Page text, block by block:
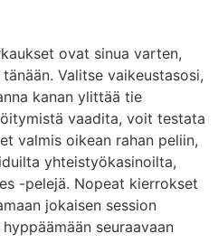
ovat sinua varten,
Valitse vaikeustasosi,
kanan ylittää tie
vaadita, voit testata
valmis oikean rahan peliin,
yhteistyökasinoilta,
-pelejä. Nopeat kierrokset
jokaisen session
seuraavaan